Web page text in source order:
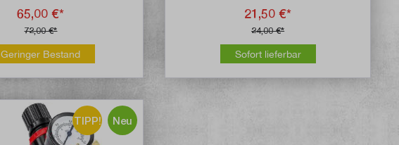
65,00 €*
72,00 €*
Geringer Bestand
21,50 €*
24,00 €*
Sofort lieferbar
TIPP! Neu